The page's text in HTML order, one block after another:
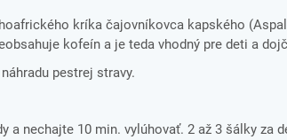
kríka čajovníkovca kapského
kofeín a je teda vhodný pre deti a
pestrej stravy.
a nechajte 10 min. vylúhovať. 2 až 3 šálky za